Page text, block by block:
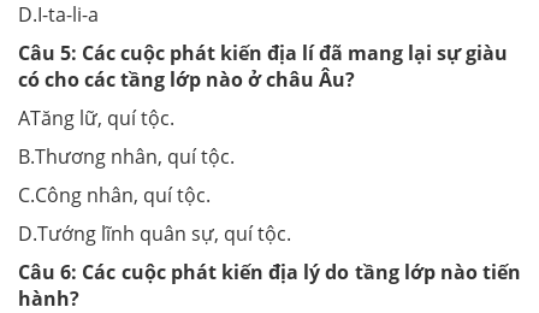
D.I-ta-li-a
Câu 5: Các cuộc phát kiến địa lí đã mang lại sự giàu
có cho các tầng lớp nào ở châu Âu?
ATăng lữ, quí tộc.
B.Thương nhân, quí tộc.
C.Công nhân, quí tộc.
D.Tướng lĩnh quân sự, quí tộc.
Câu 6: Các cuộc phát kiến địa lý do tầng lớp nào tiến
hành?